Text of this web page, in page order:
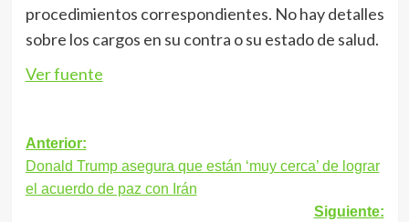
procedimientos correspondientes. No hay detalles
sobre los cargos en su contra o su estado de salud.
Ver fuente
Navegación
de
entradas
Anterior:
Donald Trump asegura que están ‘muy cerca’ de lograr
el acuerdo de paz con Irán
Siguiente: